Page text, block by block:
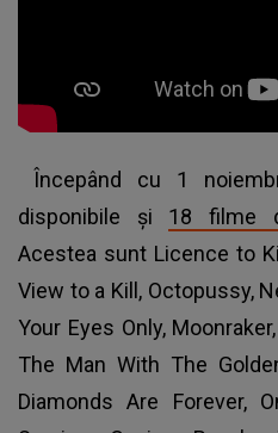
Începând cu 1
disponibile şi 18 filme
Acestea sunt Licence to
View to a Kill, Octopussy,
Your Eyes Only,
The Man With The
Diamonds Are Forever,